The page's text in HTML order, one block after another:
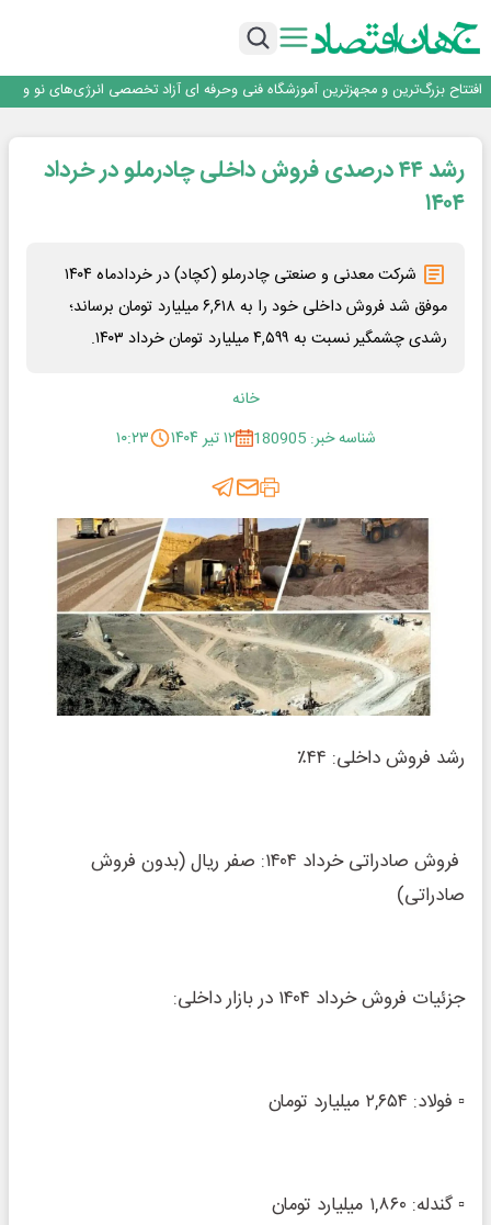
فولاد در تله قیمت‌گذاری دستوری
افتتاح بزرگ‌ترین و مجهزترین آموزشگاه فنی وحرفه ای آزاد تخصصی انرژی‌های نو و
تجدیدپذیر با حضور استاندار اصفهان
تداوم صعود مس در بازارهای جهانی؛ قیمت فلز سرخ از ۱۴هزار دلار در هر تن عبور کرد
فولاد در تله قیمت‌گذاری دستوری
رشد ۴۴ درصدی فروش داخلی چادرملو در خرداد
۱۴۰۴
شرکت معدنی و صنعتی چادرملو (کچاد) در خردادماه ۱۴۰۴
موفق شد فروش داخلی خود را به ۶,۶۱۸ میلیارد تومان برساند؛
رشدی چشمگیر نسبت به ۴,۵۹۹ میلیارد تومان خرداد ۱۴۰۳.
خانه
شناسه خبر: 180905
۱۲ تیر ۱۴۰۴ ۱۰:۲۳
رشد فروش داخلی: ۴۴٪
فروش صادراتی خرداد ۱۴۰۴: صفر ریال (بدون فروش
صادراتی)
جزئیات فروش خرداد ۱۴۰۴ در بازار داخلی:
▫️ فولاد: ۲,۶۵۴ میلیارد تومان
▫️ گندله: ۱,۸۶۰ میلیارد تومان